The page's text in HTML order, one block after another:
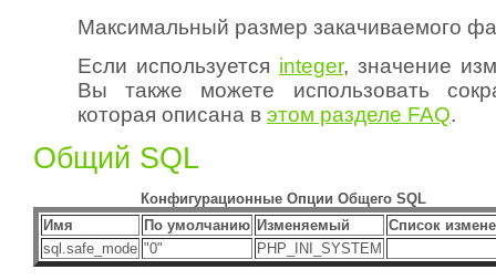
Максимальный размер закачиваемого
Если используется integer, значение
Вы также можете использовать
которая описана в этом разделе FAQ.
Общий SQL
Конфигурационные Опции Общего SQL
Имя
По умолчанию Изменяемый
Список
sql.safe_mode "0" PHP_INI_SYSTEM